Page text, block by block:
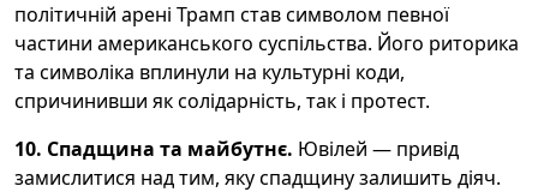
політичній арені Трамп став символом певної
частини американського суспільства. Його риторика
та символіка вплинули на культурні коди,
спричинивши як солідарність, так і протест.
10. Спадщина та майбутнє. Ювілей — привід
замислитися над тим, яку спадщину залишить діяч.